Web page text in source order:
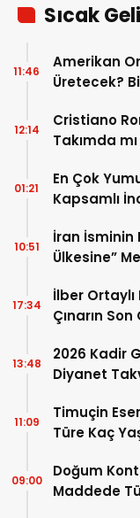
Sıcak
Amerikan
Üretecek?
11:46
Cristiano
Takımda
12:14
En Çok
Kapsamlı
01:21
İran İsminin
Ülkesine”
10:51
İlber
Çınarın
17:34
2026 Kadir
Diyanet
13:48
Timuçin
Türe Kaç
11:09
Doğum
Maddede
09:00